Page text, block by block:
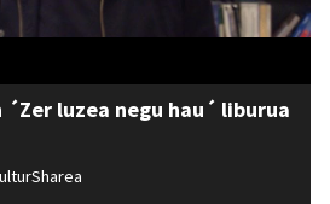
luzea negu hau´ liburua